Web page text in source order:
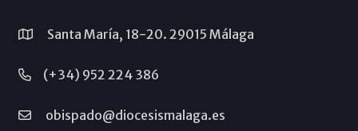
Santa María, 18-20. 29015 Málaga
(+34) 952 224 386
obispado@diocesismalaga.es